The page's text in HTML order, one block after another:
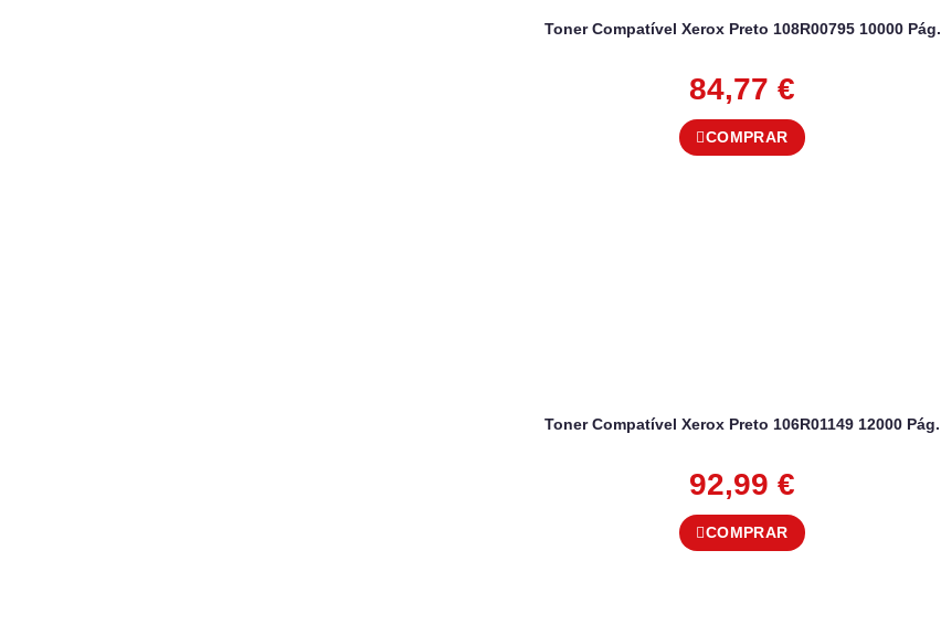
Toner Compatível Xerox Preto 108R00795 10000 Pág.
84,77 €
COMPRAR
Toner Compatível Xerox Preto 106R01149 12000 Pág.
92,99 €
COMPRAR